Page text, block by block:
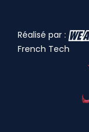
Réalisé par :
French Tech